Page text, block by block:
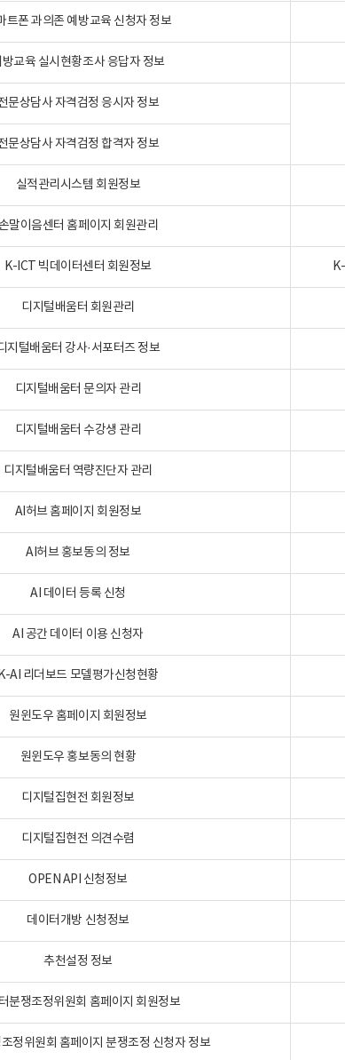
트폰 과의존 예방교육 신청자 정보
방교육 실시현황조사 응답자 정보
문상담사 자격검정 응시자 정보
문상담사 자격검정 합격자 정보
실적관리시스템 회원정보
말이음센터 홈페이지 회원관리
K-ICT 빅데이터센터 회원정보
디지털배움터 회원관리
지털배움터 강사·서포터즈 정보
디지털배움터 문의자 관리
디지털배움터 수강생 관리
디지털배움터 역량진단자 관리
AI허브 홈페이지 회원정보
AI허브 홍보동의 정보
AI 데이터 등록 신청
AI 공간 데이터 이용 신청자
K-AI 리더보드 모델평가신청현황
원윈도우 홈페이지 회원정보
원윈도우 홍보동의 현황
디지털집현전 회원정보
디지털집현전 의견수렴
OPEN API 신청정보
데이터개방 신청정보
추천설정 정보
분쟁조정위원회 홈페이지 회원정보
정위원회 홈페이지 분쟁조정 신청자 정보